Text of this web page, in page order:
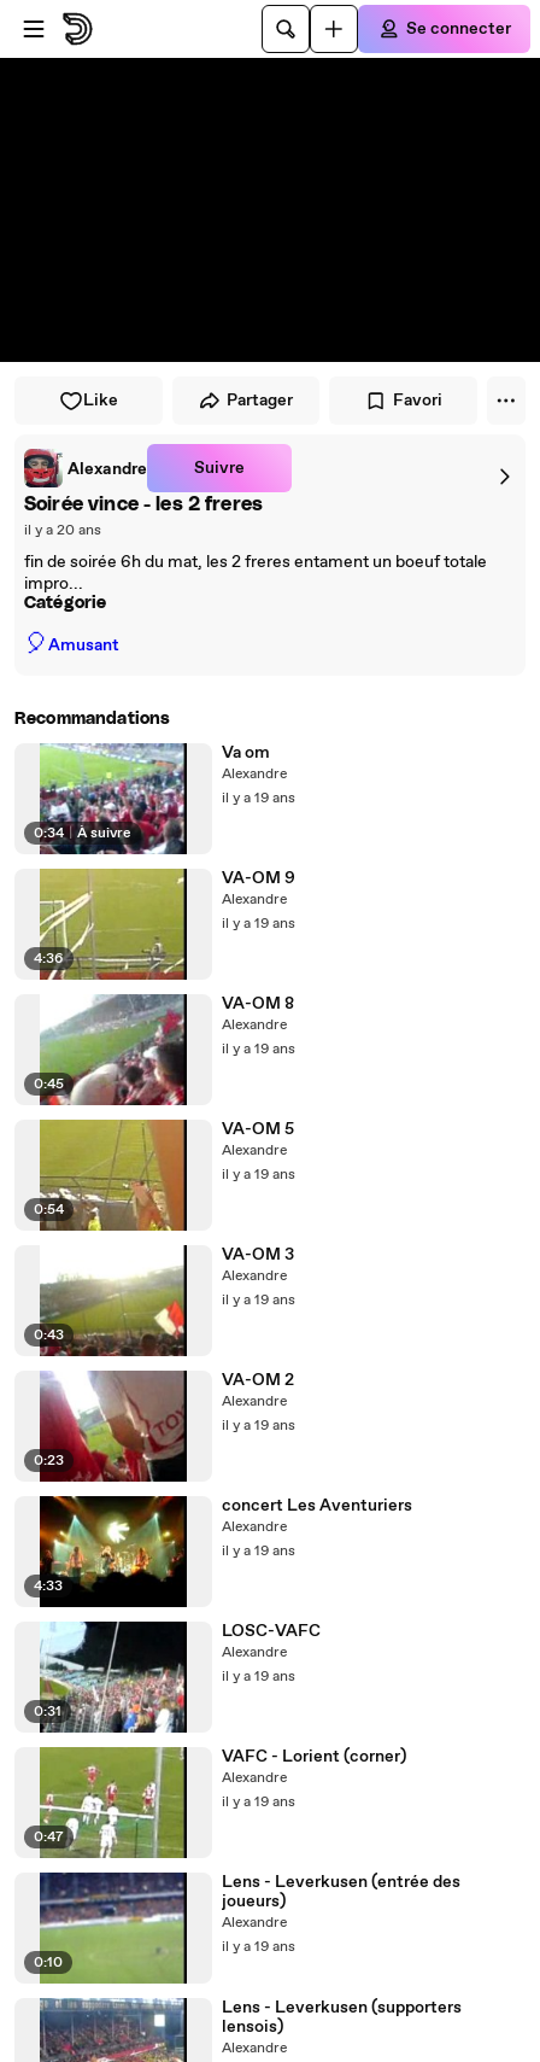
Passer au player
Passer au contenu principal
Se connecter
Like Partager Favori
Alexandre Suivre
Soirée vince - les 2 freres
il y a 20 ans
fin de soirée 6h du mat, les 2 freres entament un boeuf totale
impro...
Catégorie
🎈Amusant
Recommandations
0:34 | À suivre
Va om
Alexandre
il y a 19 ans
4:36
VA-OM 9
Alexandre
il y a 19 ans
0:45
VA-OM 8
Alexandre
il y a 19 ans
0:54
VA-OM 5
Alexandre
il y a 19 ans
0:43
VA-OM 3
Alexandre
il y a 19 ans
0:23
VA-OM 2
Alexandre
il y a 19 ans
4:33
concert Les Aventuriers
Alexandre
il y a 19 ans
0:31
LOSC-VAFC
Alexandre
il y a 19 ans
0:47
VAFC - Lorient (corner)
Alexandre
il y a 19 ans
0:10
Lens - Leverkusen (entrée des
joueurs)
Alexandre
il y a 19 ans
Lens - Leverkusen (supporters
lensois)
Alexandre